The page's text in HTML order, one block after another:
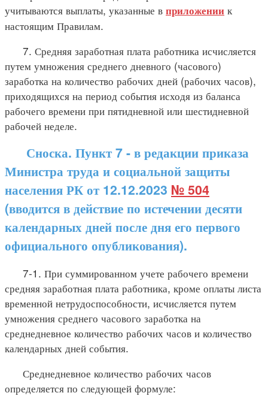
учитываются выплаты, указанные в приложении к
настоящим Правилам.
7. Средняя заработная плата работника исчисляется
путем умножения среднего дневного (часового)
заработка на количество рабочих дней (рабочих часов),
приходящихся на период события исходя из баланса
рабочего времени при пятидневной или шестидневной
рабочей неделе.
Сноска. Пункт 7 - в редакции приказа
Министра труда и социальной защиты
населения РК от 12.12.2023 № 504
(вводится в действие по истечении десяти
календарных дней после дня его первого
официального опубликования).
7-1. При суммированном учете рабочего времени
средняя заработная плата работника, кроме оплаты листа
временной нетрудоспособности, исчисляется путем
умножения среднего часового заработка на
среднедневное количество рабочих часов и количество
календарных дней события.
Среднедневное количество рабочих часов
определяется по следующей формуле: